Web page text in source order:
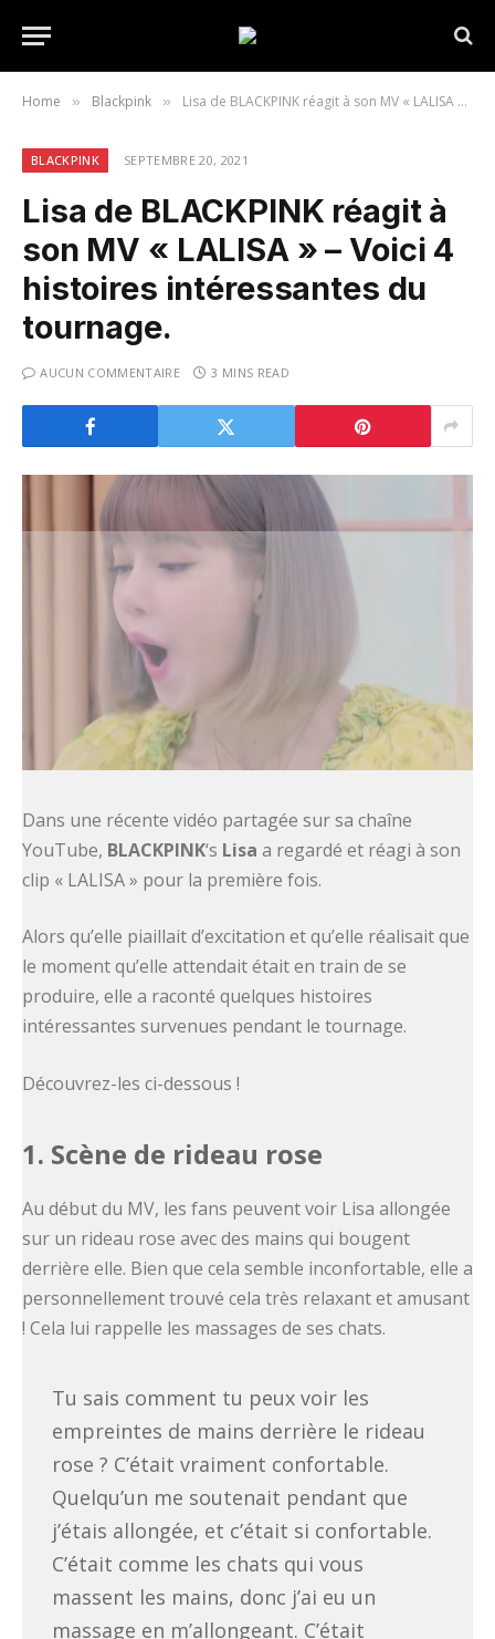
Home » Blackpink » Lisa de BLACKPINK réagit à son MV « LALISA » – Voici 4 histoires intéressantes du tournage.
BLACKPINK SEPTEMBRE 20, 2021
Lisa de BLACKPINK réagit à
son MV « LALISA » – Voici 4
histoires intéressantes du
tournage.
AUCUN COMMENTAIRE 3 MINS READ
Dans une récente vidéo partagée sur sa chaîne
YouTube, BLACKPINK‘s Lisa a regardé et réagi à son
clip « LALISA » pour la première fois.
Alors qu’elle piaillait d’excitation et qu’elle réalisait que
le moment qu’elle attendait était en train de se
produire, elle a raconté quelques histoires
intéressantes survenues pendant le tournage.
Découvrez-les ci-dessous !
1. Scène de rideau rose
Au début du MV, les fans peuvent voir Lisa allongée
sur un rideau rose avec des mains qui bougent
derrière elle. Bien que cela semble inconfortable, elle a
personnellement trouvé cela très relaxant et amusant
! Cela lui rappelle les massages de ses chats.
Tu sais comment tu peux voir les
empreintes de mains derrière le rideau
rose ? C’était vraiment confortable.
Quelqu’un me soutenait pendant que
j’étais allongée, et c’était si confortable.
C’était comme les chats qui vous
massent les mains, donc j’ai eu un
massage en m’allongeant. C’était